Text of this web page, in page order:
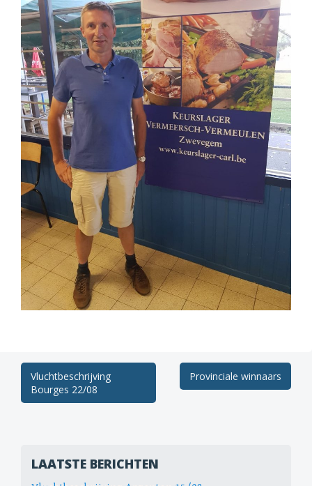
Berichtnavigatie
Vluchtbeschrijving
Bourges 22/08
Provinciale winnaars
LAATSTE BERICHTEN